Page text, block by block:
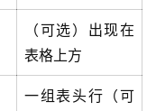
（可选）出现在
表格上方
一组表头行（可